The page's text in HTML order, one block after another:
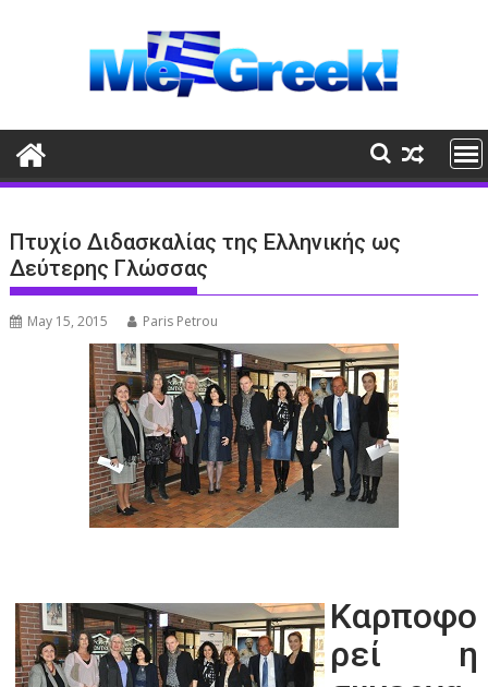
Πτυχίο Διδασκαλίας της Ελληνικής ως
Δεύτερης Γλώσσας
May 15, 2015 Paris Petrou
Καρποφο
ρεί η